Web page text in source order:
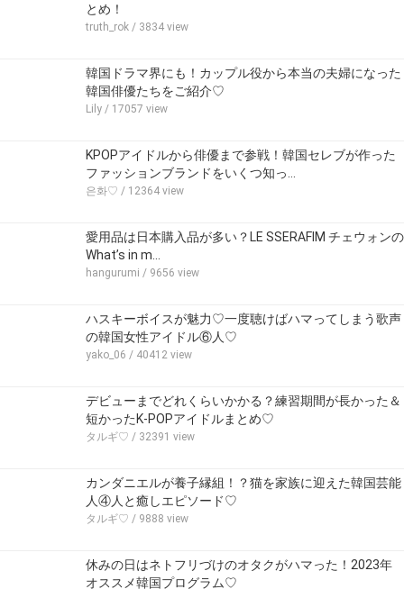
とめ！
truth_rok / 3834 view
韓国ドラマ界にも！カップル役から本当の夫婦になった
韓国俳優たちをご紹介♡
Lily / 17057 view
KPOPアイドルから俳優まで参戦！韓国セレブが作った
ファッションブランドをいくつ知っ…
은화♡ / 12364 view
愛用品は日本購入品が多い？LE SSERAFIM チェウォンの
What’s in m…
hangurumi / 9656 view
ハスキーボイスが魅力♡一度聴けばハマってしまう歌声
の韓国女性アイドル⑥人♡
yako_06 / 40412 view
デビューまでどれくらいかかる？練習期間が長かった＆
短かったK-POPアイドルまとめ♡
タルギ♡ / 32391 view
カンダニエルが養子縁組！？猫を家族に迎えた韓国芸能
人④人と癒しエピソード♡
タルギ♡ / 9888 view
休みの日はネトフリづけのオタクがハマった！2023年
オススメ韓国プログラム♡